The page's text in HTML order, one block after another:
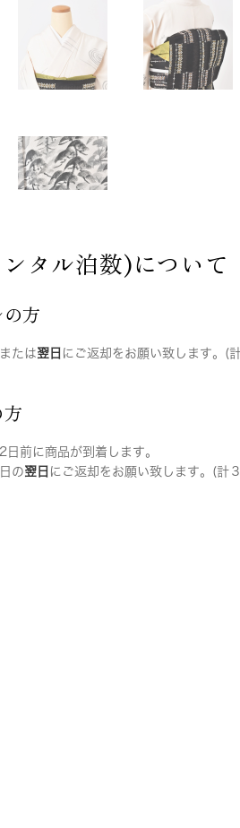
タル泊数)について
方
たは翌日 にご返却をお願い致します。(
前に商品が到着します。
の翌日 にご返却をお願い致します。(計３